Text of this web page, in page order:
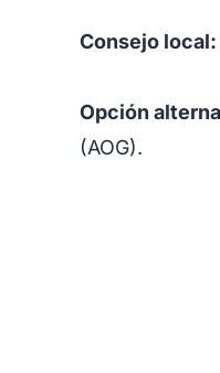
Consejo local:
Opción
(AOG).